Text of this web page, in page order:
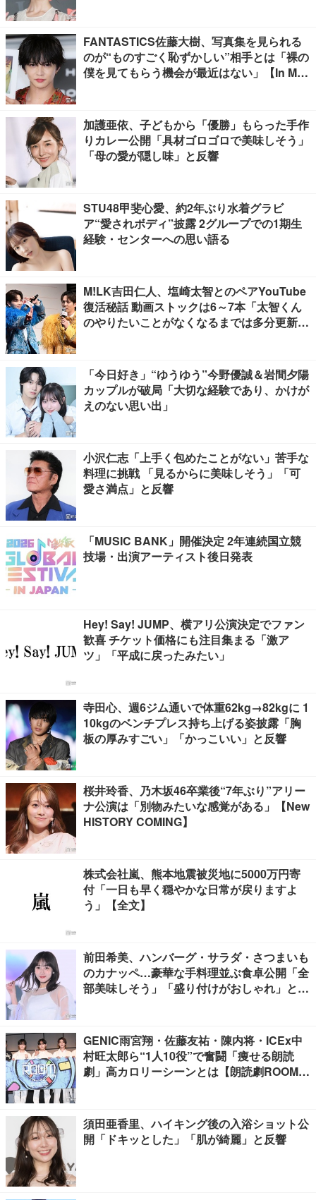
FANTASTICS佐藤大樹、写真集を見られる
のが“ものすごく恥ずかしい”相手とは「裸の
僕を見てもらう機会が最近はない」【In Moti
加護亜依、子どもから「優勝」もらった手作
りカレー公開「具材ゴロゴロで美味しそう」
「母の愛が隠し味」と反響
STU48甲斐心愛、約2年ぶり水着グラビ
ア“愛されボディ”披露 2グループでの1期生
経験・センターへの思い語る
M!LK吉田仁人、塩崎太智とのペアYouTube
復活秘話 動画ストックは6～7本「太智くん
のやりたいことがなくなるまでは多分更新が
「今日好き」“ゆうゆう”今野優誠＆岩間夕陽
カップルが破局「大切な経験であり、かけが
えのない思い出」
小沢仁志「上手く包めたことがない」苦手な
料理に挑戦 「見るからに美味しそう」「可
愛さ満点」と反響
「MUSIC BANK」開催決定 2年連続国立競
技場・出演アーティスト後日発表
Hey! Say! JUMP、横アリ公演決定でファン
歓喜 チケット価格にも注目集まる「激ア
ツ」「平成に戻ったみたい」
寺田心、週6ジム通いで体重62kg→82kgに 1
10kgのベンチプレス持ち上げる姿披露「胸
板の厚みすごい」「かっこいい」と反響
桜井玲香、乃木坂46卒業後“7年ぶり”アリー
ナ公演は「別物みたいな感覚がある」【New
HISTORY COMING】
株式会社嵐、熊本地震被災地に5000万円寄
付「一日も早く穏やかな日常が戻りますよ
う」【全文】
前田希美、ハンバーグ・サラダ・さつまいも
のカナッペ…豪華な手料理並ぶ食卓公開「全
部美味しそう」「盛り付けがおしゃれ」と絶
GENIC雨宮翔・佐藤友祐・陳内将・ICEx中
村旺太郎ら“1人10役”で奮闘「痩せる朗読
劇」高カロリーシーンとは【朗読劇ROOM2
須田亜香里、ハイキング後の入浴ショット公
開「ドキッとした」「肌が綺麗」と反響